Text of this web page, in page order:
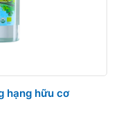
hạng hữu cơ